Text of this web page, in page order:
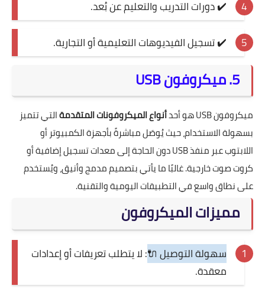
✔️ دورات التدريب والتعليم عن بُعد.
✔️ تسجيل الفيديوهات التعليمية أو التجارية.
5. ميكروفون USB
ميكروفون USB هو أحد أنواع الميكروفونات المتقدمةالتي تتميز
بسهولة الاستخدام، حيث يُوصَل مباشرةً بأجهزة الكمبيوتر أو
اللابتوب عبر منفذ USB دون الحاجة إلى معدات تسجيل إضافية أو
كروت صوت خارجية. غالبًا ما يأتي بتصميم مدمج وأنيق، ويُستخدم
على نطاق واسع في التطبيقات اليومية والتقنية.
مميزات الميكروفون
سهولة التوصيل 🔌: لا يتطلب تعريفات أو إعدادات
معقدة.